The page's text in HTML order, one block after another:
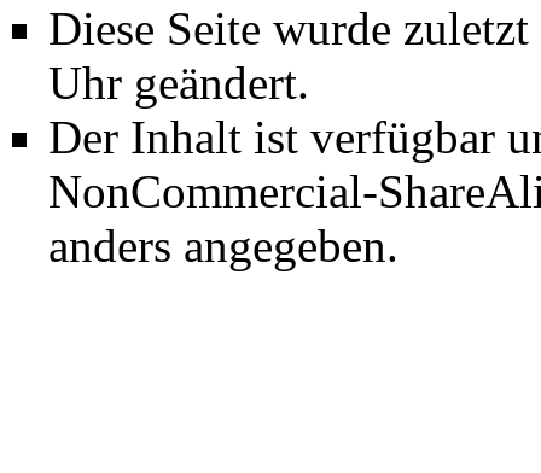
Diese Seite wurde
Uhr geändert.
Der Inhalt ist verfügbar
NonCommercial-
anders angegeben.